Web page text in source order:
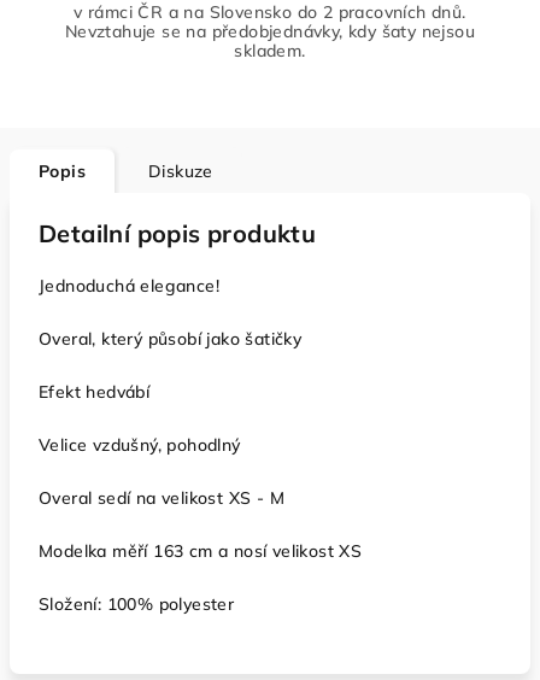
v rámci ČR a na Slovensko do 2 pracovních dnů.
Nevztahuje se na předobjednávky, kdy šaty nejsou
skladem.
Popis Diskuze
Detailní popis produktu
Jednoduchá elegance!
Overal, který působí jako šatičky
Efekt hedvábí
Velice vzdušný, pohodlný
Overal sedí na velikost XS - M
Modelka měří 163 cm a nosí velikost XS
Složení: 100% polyester